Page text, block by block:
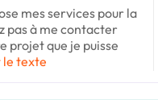
mes services pour la
pas à me contacter
projet que je puisse
le texte